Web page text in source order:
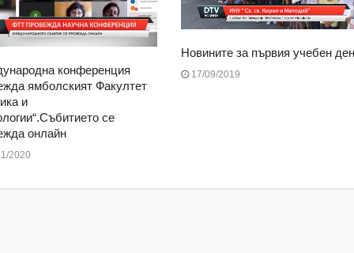
конференция
ямболският Факултет
и
се
онлайн
2020
Новините за първия учебен
17/09/2019